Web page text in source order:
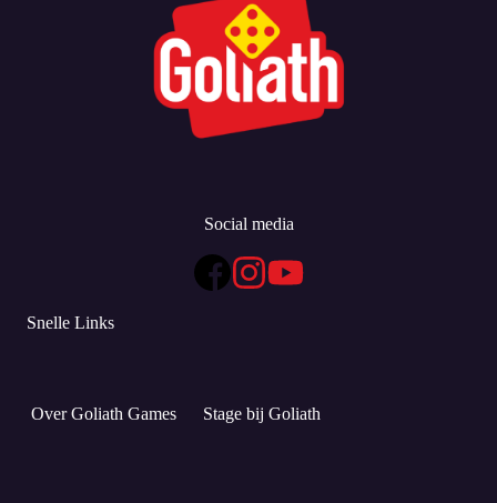
Social media
Snelle Links
Over Goliath Games Stage bij Goliath